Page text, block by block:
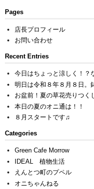
Pages
店長プロフィール
お問い合わせ
Recent Entries
今日はちょっと涼しく！？
明日は令和８年８月８日。
お盆前！夏の草花売りつく
本日の夏のオニ通は！！
８月スタートです♫
Categories
Green Cafe Morrow
IDEAL 植物生活
えんとつ町のプペル
オニちゃんねる